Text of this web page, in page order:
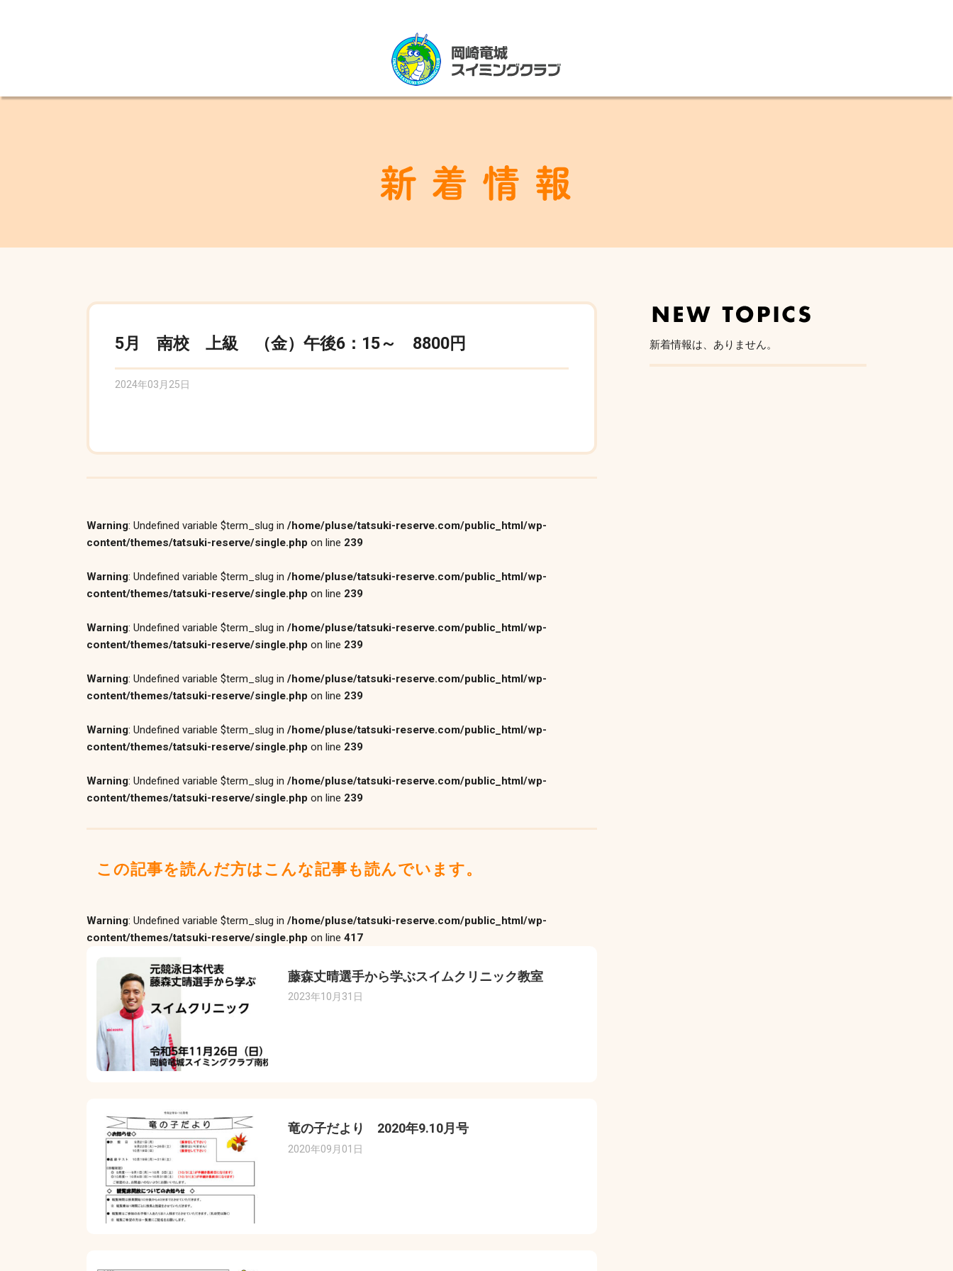
5月 南校 上級 （金）午後6：15～ 8800円
2024年03月25日
Warning: Undefined variable $term_slug in /home/pluse/tatsuki-reserve.com/public_html/wp-
content/themes/tatsuki-reserve/single.php on line 239
Warning: Undefined variable $term_slug in /home/pluse/tatsuki-reserve.com/public_html/wp-
content/themes/tatsuki-reserve/single.php on line 239
Warning: Undefined variable $term_slug in /home/pluse/tatsuki-reserve.com/public_html/wp-
content/themes/tatsuki-reserve/single.php on line 239
Warning: Undefined variable $term_slug in /home/pluse/tatsuki-reserve.com/public_html/wp-
content/themes/tatsuki-reserve/single.php on line 239
Warning: Undefined variable $term_slug in /home/pluse/tatsuki-reserve.com/public_html/wp-
content/themes/tatsuki-reserve/single.php on line 239
Warning: Undefined variable $term_slug in /home/pluse/tatsuki-reserve.com/public_html/wp-
content/themes/tatsuki-reserve/single.php on line 239
この記事を読んだ方はこんな記事も読んでいます。
Warning: Undefined variable $term_slug in /home/pluse/tatsuki-reserve.com/public_html/wp-
content/themes/tatsuki-reserve/single.php on line 417
藤森丈晴選手から学ぶスイムクリニック教室
2023年10月31日
竜の子だより 2020年9.10月号
2020年09月01日
新着情報は、ありません。